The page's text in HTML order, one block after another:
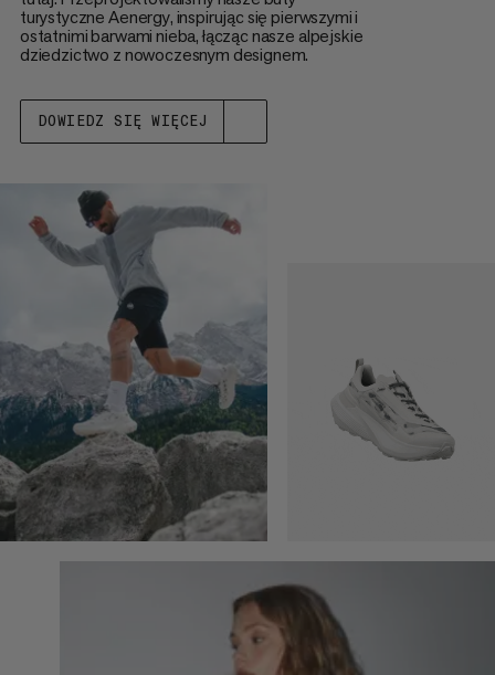
turystyczne Aenergy, inspirując się pierwszymi i
ostatnimi barwami nieba, łącząc nasze alpejskie
dziedzictwo z nowoczesnym designem.
DOWIEDZ SIĘ WIĘCEJ